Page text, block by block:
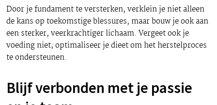
Door je fundament te versterken, verklein je niet alleen
de kans op toekomstige blessures, maar bouw je ook aan
een sterker, veerkrachtiger lichaam. Vergeet ook je
voeding niet; optimaliseer je dieet om het herstelproces
te ondersteunen.
Blijf verbonden met je passie